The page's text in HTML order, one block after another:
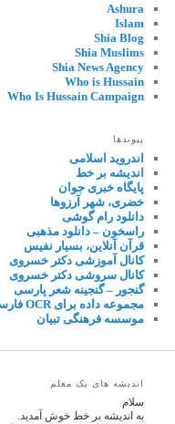
Ashura
Islam
Shia Blog
Shia Muslims
Shia News Agency
Who is Hussain
Who Is Hussain Campaign
پیوندها
اندروید اسلامی
اندیشه بر خط
پایگاه خبری جوان
خضری، شهر آرزوها
دانلود رام گوشی
راسخون – دانلود مذهبی
قرآن آنلاین، بسیار نفیس
کانال آموزشی دکتر خسروی
کانال سروشی دکتر خسروی
گنجور – گنجینه شعر پارسی
مجموعه داده برای OCR فارسی
موسسه فرهنگی تبیان
اندیشه های یک معلم
سلام
به اندیشه بر خط خوش آمدید.